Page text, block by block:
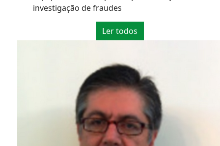
investigação de fraudes
Ler todos